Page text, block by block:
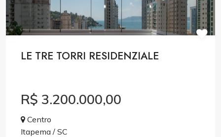
LE TRE TORRI RESIDENZIALE
R$ 3.200.000,00
Centro
Itapema / SC